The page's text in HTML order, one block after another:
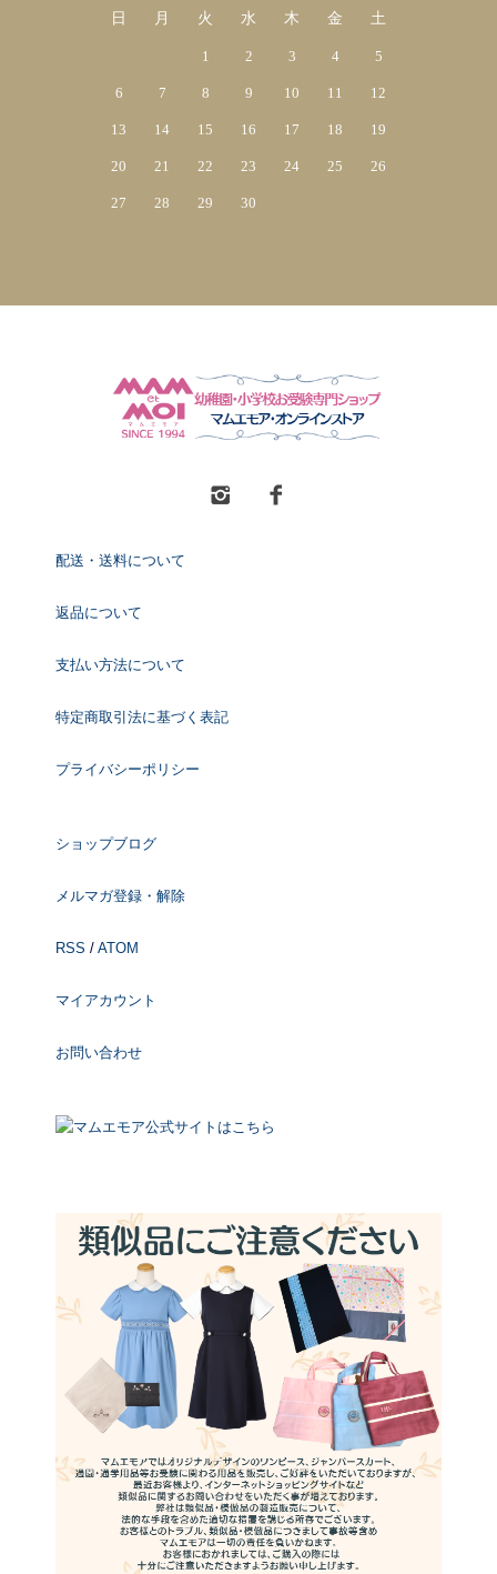
日 月 火 水 木 金 土
1 2 3 4 5
6 7 8 9 10 11 12
13 14 15 16 17 18 19
20 21 22 23 24 25 26
27 28 29 30
配送・送料について
返品について
支払い方法について
特定商取引法に基づく表記
プライバシーポリシー
ショップブログ
メルマガ登録・解除
RSS / ATOM
マイアカウント
お問い合わせ
マムエモア公式サイトはこちら